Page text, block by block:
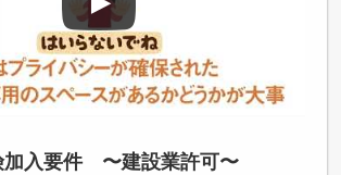
加入要件 〜建設業許可〜